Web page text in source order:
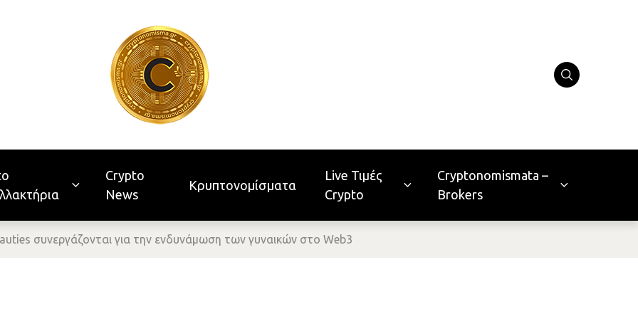
Crypto
News
Κρυπτονομίσματα
Live Τιμές
Crypto
Cryptonomismata –
Brokers
συνεργάζονται για την ενδυνάμωση των γυναικών στο Web3